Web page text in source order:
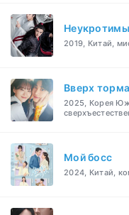
2019, Китай,
Вверх
2025, Корея
Мой босс
2024, Китай,